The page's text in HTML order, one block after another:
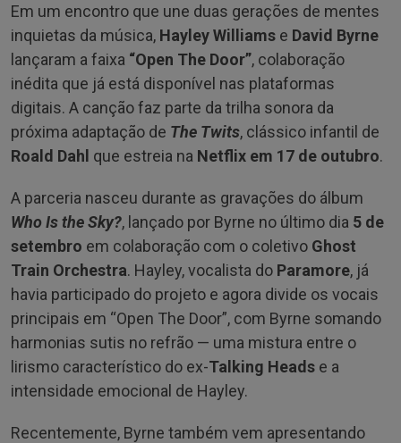
Em um encontro que une duas gerações de mentes
inquietas da música, Hayley Williams e David Byrne
lançaram a faixa “Open The Door”, colaboração
inédita que já está disponível nas plataformas
digitais. A canção faz parte da trilha sonora da
próxima adaptação de The Twits, clássico infantil de
Roald Dahl que estreia na Netflix em 17 de outubro.
A parceria nasceu durante as gravações do álbum
Who Is the Sky?, lançado por Byrne no último dia 5 de
setembro em colaboração com o coletivo Ghost
Train Orchestra. Hayley, vocalista do Paramore, já
havia participado do projeto e agora divide os vocais
principais em “Open The Door”, com Byrne somando
harmonias sutis no refrão — uma mistura entre o
lirismo característico do ex-Talking Heads e a
intensidade emocional de Hayley.
Recentemente, Byrne também vem apresentando